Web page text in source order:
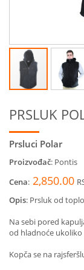
PRSLUK
Prsluci Polar
Proizvođač: Pontis
Cena: 2,850.00
Opis: Prsluk od
Na sebi pored
od hladnoće
Kopča se na